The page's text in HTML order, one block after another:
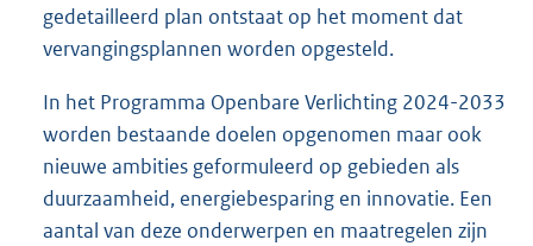
gedetailleerd plan ontstaat op het moment dat
vervangingsplannen worden opgesteld.
In het Programma Openbare Verlichting 2024-2033
worden bestaande doelen opgenomen maar ook
nieuwe ambities geformuleerd op gebieden als
duurzaamheid, energiebesparing en innovatie. Een
aantal van deze onderwerpen en maatregelen zijn